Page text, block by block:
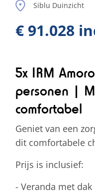
Siblu Duinzicht
€ 91.028
5x IRM
personen |
comfortabel
Geniet van een
dit comfortabele
Prijs is inclusief:
- Veranda met dak